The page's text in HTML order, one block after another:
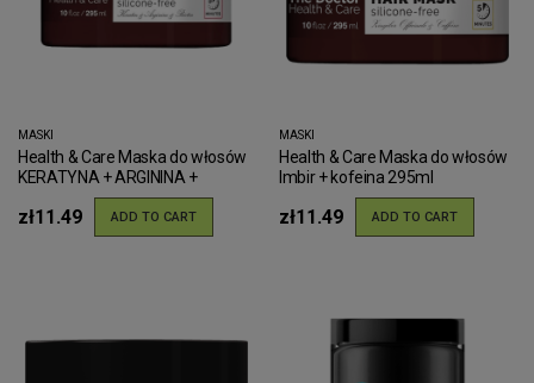
MASKI
Health & Care Maska do włosów
KERATYNA + ARGININA +
BIOTYNA "MAKSIMUM SIŁY"
295ml
zł11.49 ADD TO CART
MASKI
Health & Care Maska do włosów
Imbir + kofeina 295ml
zł11.49 ADD TO CART